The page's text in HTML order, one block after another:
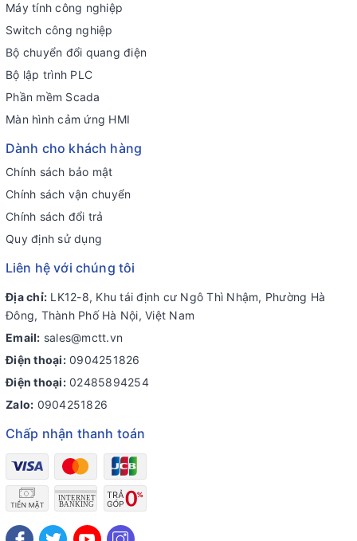
Máy tính công nghiệp
Switch công nghiệp
Bộ chuyển đổi quang điện
Bộ lập trình PLC
Phần mềm Scada
Màn hình cảm ứng HMI
Dành cho khách hàng
Chính sách bảo mật
Chính sách vận chuyển
Chính sách đổi trả
Quy định sử dụng
Liên hệ với chúng tôi
Địa chỉ: LK12-8, Khu tái định cư Ngô Thì Nhậm, Phường Hà
Đông, Thành Phố Hà Nội, Việt Nam
Email: sales@mctt.vn
Điện thoại: 0904251826
Điện thoại: 02485894254
Zalo: 0904251826
Chấp nhận thanh toán